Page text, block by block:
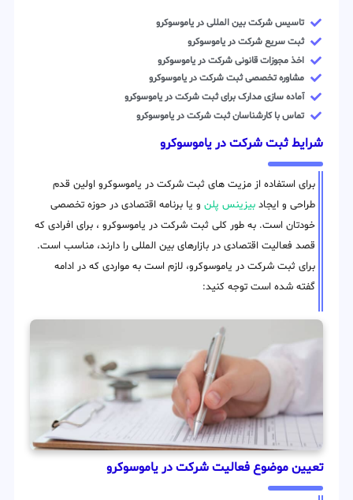
تاسیس شرکت بین المللی در یاموسوکرو
ثبت سریع شرکت در یاموسوکرو
اخذ مجوزات قانونی شرکت در یاموسوکرو
مشاوره تخصصی ثبت شرکت در یاموسوکرو
آماده سازی مدارک برای ثبت شرکت در یاموسوکرو
تماس با کارشناسان ثبت شرکت در یاموسوکرو
شرایط ثبت شرکت در یاموسوکرو
برای استفاده از مزیت های ثبت شرکت در یاموسوکرو اولین قدم
طراحی و ایجاد بیزینس پلن و یا برنامه اقتصادی در حوزه تخصصی
خودتان است. به طور کلی ثبت شرکت در یاموسوکرو ، برای افرادی که
قصد فعالیت اقتصادی در بازارهای بین المللی را دارند، مناسب است.
برای ثبت شرکت در یاموسوکرو، لازم است به مواردی که در ادامه
گفته شده است توجه کنید:
تعیین موضوع فعالیت شرکت در یاموسوکرو